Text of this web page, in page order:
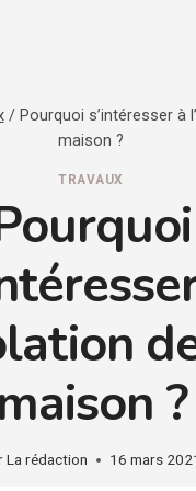
/ Pourquoi s’intéresser à
maison ?
TRAVAUX
maison ?
La rédaction 16 mars